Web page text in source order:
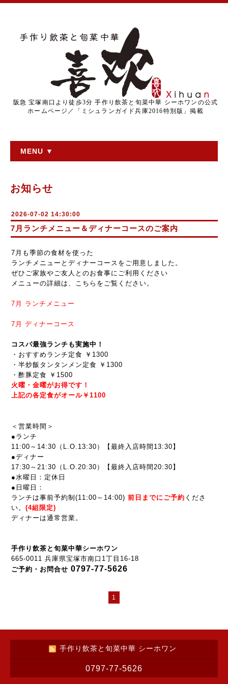
阪急 宝塚南口より徒歩3分 手作り飲茶と旬菜中華 シーホワンの公式
ホームページ／「ミシュランガイド兵庫2016特別版」掲載
MENU ▼
お知らせ
2026-07-02 14:30:00
7月ランチメニュー＆ディナーコースのご案内
7月も季節の食材を使った
ランチメニューとディナーコースをご用意しました。
ぜひご家族やご友人とのお食事にご利用ください
メニューの詳細は、こちらをご覧ください。
7月 ランチメニュー
7月 ディナーコース
コスパ最強ランチも実施中！
・おすすめランチ定食 ￥1300
・半炒飯タンタンメン定食 ￥1300
・酢豚定食 ￥1500
火曜・金曜がお得です！
上記の各定食がオール￥1100
＜営業時間＞
●ランチ
11:00～14:30（L.O.13:30）【最終入店時間13:30】
●ディナー
17:30～21:30 （L.O.20:30）【最終入店時間20:30】
●水曜日：定休日
● 日曜日：
ランチは事前予約制(11:00～14:00) 前 日までにご予約 くださ
い。 (4組限定)
ディナーは通常営業。
手作り飲茶と旬菜中華シーホワン
665-0011 兵庫県宝塚市南口1丁目16-18
ご予約・お問合せ 0797-77-5626
1
手作り飲茶と旬菜中華 シーホワン
0797-77-5626